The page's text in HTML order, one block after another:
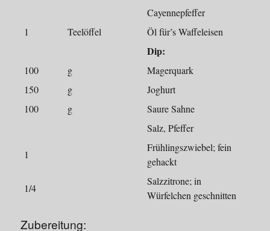
Cayennepfeffer
1
Teelöffel Öl für’s Waffeleisen
Dip:
100 g
Magerquark
150
g
Joghurt
100
g
Saure Sahne
Salz, Pfeffer
1
Frühlingszwiebel; fein
gehackt
1/4
Salzzitrone; in
Würfelchen geschnitten
Zubereitung: